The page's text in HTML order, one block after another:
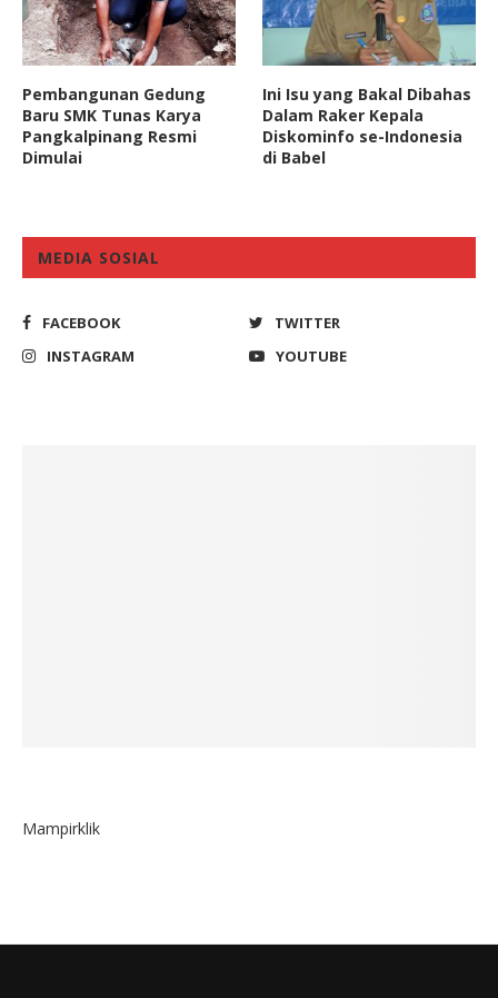
Pembangunan Gedung
Baru SMK Tunas Karya
Pangkalpinang Resmi
Dimulai
Ini Isu yang Bakal Dibahas
Dalam Raker Kepala
Diskominfo se-Indonesia
di Babel
MEDIA SOSIAL
FACEBOOK
TWITTER
INSTAGRAM
YOUTUBE
Mampirklik